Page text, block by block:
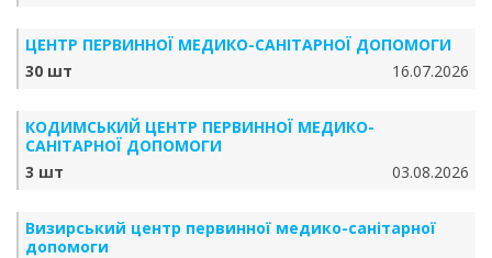
ЦЕНТР ПЕРВИННОЇ МЕДИКО-САНІТАРНОЇ ДОПОМОГИ
30 шт
16.07.2026
КОДИМСЬКИЙ ЦЕНТР ПЕРВИННОЇ МЕДИКО-
САНІТАРНОЇ ДОПОМОГИ
3 шт
03.08.2026
Визирський центр первинної медико-санітарної
допомоги